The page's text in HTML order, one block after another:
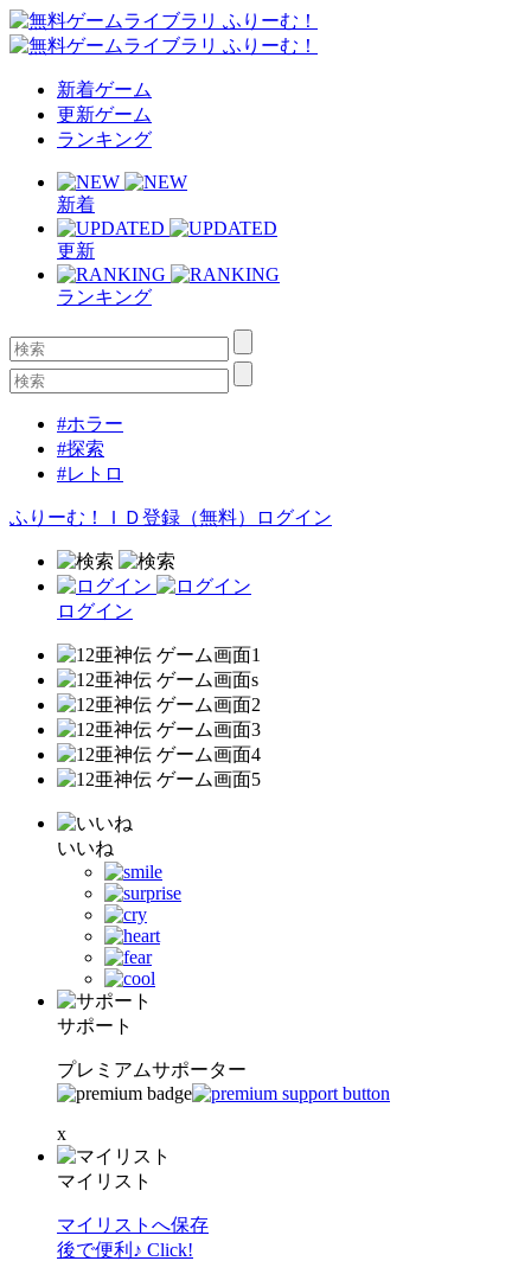
新着ゲーム
更新ゲーム
ランキング
新着
更新
ランキング
#ホラー
#探索
#レトロ
ふりーむ！ＩＤ登録（無料） ログイン
ログイン
いいね
サポート
プレミアムサポーター
x
マイリスト
マイリストへ保存
後で便利♪ Click!